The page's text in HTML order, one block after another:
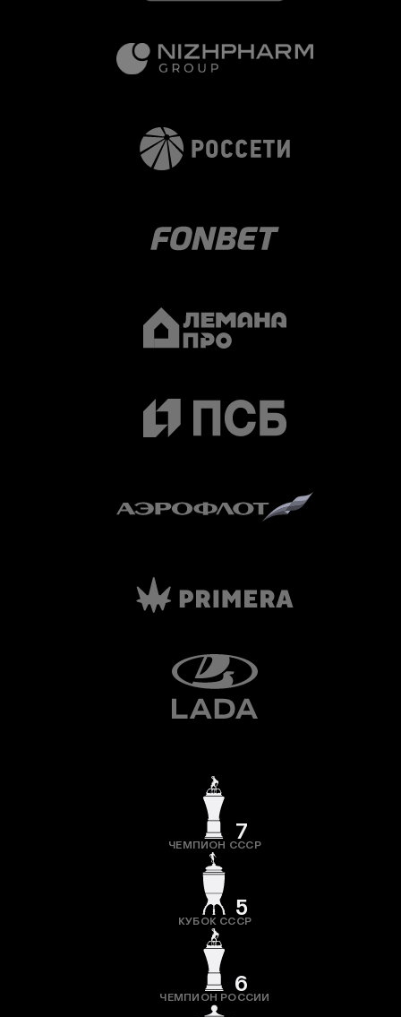
7
ЧЕМПИОН СССР
5
КУБОК СССР
6
ЧЕМПИОН РОССИИ